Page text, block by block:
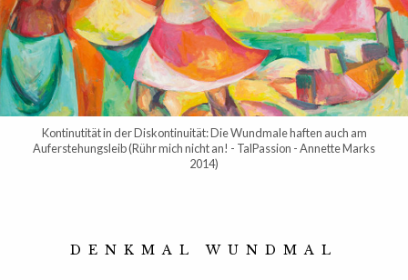
Kontinutität in der Diskontinuität: Die Wundmale haften auch am
Auferstehungsleib (Rühr mich nicht an! - TalPassion - Annette Marks
2014)
DENKMAL WUNDMAL